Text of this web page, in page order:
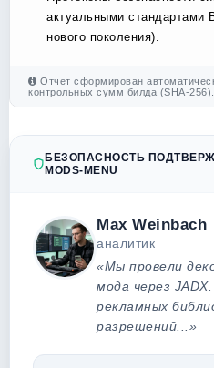
актуальными стандартами
нового поколения).
Отчет сформирован
контрольных сумм билда (SHA-256).
БЕЗОПАСНОСТЬ
MODS-MENU
Max Weinbach
аналитик
«Мы провели
мода через
рекламных
разрешений...»